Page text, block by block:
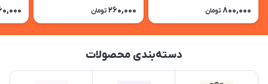
800,000 تومان 260,000 تومان
دسته‌بندی محصولات